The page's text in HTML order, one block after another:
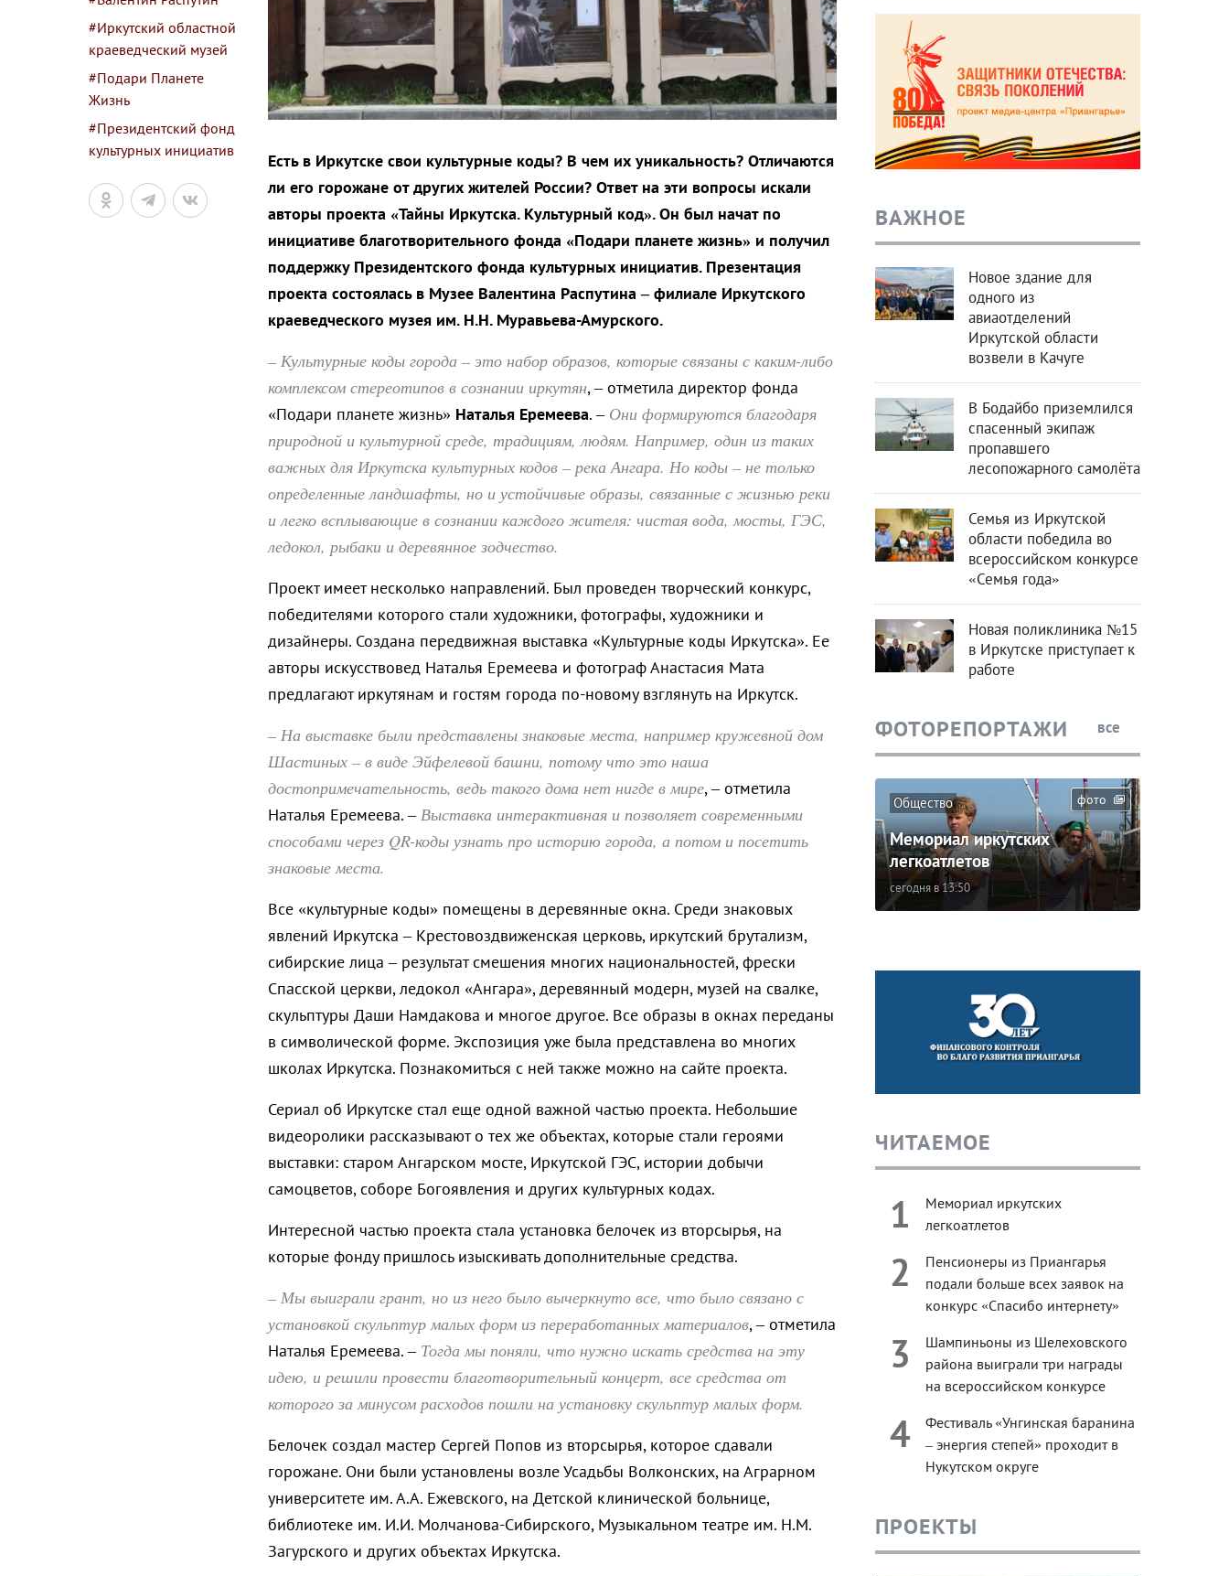
#Иркутский областной
краеведческий музей
#Подари Планете
Жизнь
#Президентский фонд
культурных инициатив
Есть в Иркутске свои культурные коды? В чем их уникальность? Отличаются
ли его горожане от других жителей России? Ответ на эти вопросы искали
авторы проекта «Тайны Иркутска. Культурный код». Он был начат по
инициативе благотворительного фонда «Подари планете жизнь» и получил
поддержку Президентского фонда культурных инициатив. Презентация
проекта состоялась в Музее Валентина Распутина – филиале Иркутского
краеведческого музея им. Н.Н. Муравьева-Амурского.
– Культурные коды города – это набор образов, которые связаны с каким-либо
комплексом стереотипов в сознании иркутян, – отметила директор фонда
«Подари планете жизнь» Наталья Еремеева. – Они формируются благодаря
природной и культурной среде, традициям, людям. Например, один из таких
важных для Иркутска культурных кодов – река Ангара. Но коды – не только
определенные ландшафты, но и устойчивые образы, связанные с жизнью реки
и легко всплывающие в сознании каждого жителя: чистая вода, мосты, ГЭС,
ледокол, рыбаки и деревянное зодчество.
Проект имеет несколько направлений. Был проведен творческий конкурс,
победителями которого стали художники, фотографы, художники и
дизайнеры. Создана передвижная выставка «Культурные коды Иркутска». Ее
авторы искусствовед Наталья Еремеева и фотограф Анастасия Мата
предлагают иркутянам и гостям города по-новому взглянуть на Иркутск.
– На выставке были представлены знаковые места, например кружевной дом
Шастиных – в виде Эйфелевой башни, потому что это наша
достопримечательность, ведь такого дома нет нигде в мире, – отметила
Наталья Еремеева. –Выставка интерактивная и позволяет современными
способами через QR-коды узнать про историю города, а потом и посетить
знаковые места.
Все «культурные коды» помещены в деревянные окна. Среди знаковых
явлений Иркутска – Крестовоздвиженская церковь, иркутский брутализм,
сибирские лица – результат смешения многих нацио­нальностей, фрески
Спасской церкви, ледокол «Ангара», деревянный модерн, музей на свалке,
скульптуры Даши Намдакова и многое другое. Все образы в окнах переданы
в символической форме. Экспозиция уже была представлена во многих
школах Иркутска. Познакомиться с ней также можно на сайте проекта.
Сериал об Иркутске стал еще одной важной частью проекта. Небольшие
видеоролики рассказывают о тех же объектах, которые стали героями
выставки: старом Ангарском мосте, Иркутской ГЭС, истории добычи
самоцветов, соборе Богоявления и других культурных кодах.
Интересной частью проекта стала установка белочек из вторсырья, на
которые фонду пришлось изыскивать дополнительные средства.
– Мы выиграли грант, но из него было вычеркнуто все, что было связано с
установкой скульптур малых форм из переработанных материалов, – отметила
Наталья Еремеева. – Тогда мы поняли, что нужно искать средства на эту
идею, и решили провести благотворительный концерт, все средства от
которого за минусом расходов пошли на установку скульптур малых форм.
Белочек создал мастер Сергей Попов из вторсырья, которое сдавали
горожане. Они были установлены возле Усадьбы Волконских, на Аграрном
университете им. А.А. Ежевского, на Детской клинической больнице,
библиотеке им. И.И. Молчанова-Сибирского, Музыкальном театре им. Н.М.
Загурского и других объектах Иркутска.
ВАЖНОЕ
Новое здание для
одного из
авиаотделений
Иркутской области
возвели в Качуге
В Бодайбо приземлился
спасенный экипаж
пропавшего
лесопожарного самолёта
Семья из Иркутской
области победила во
всероссийском конкурсе
«Семья года»
Новая поликлиника №15
в Иркутске приступает к
работе
ФОТОРЕПОРТАЖИ все
фото
Общество
Мемориал иркутских
легкоатлетов
сегодня в 13:50
ЧИТАЕМОЕ
1
Мемориал иркутских
легкоатлетов
2
Пенсионеры из Приангарья
подали больше всех заявок на
конкурс «Спасибо интернету»
3
Шампиньоны из Шелеховского
района выиграли три награды
на всероссийском конкурсе
4
Фестиваль «Унгинская баранина
– энергия степей» проходит в
Нукутском округе
ПРОЕКТЫ